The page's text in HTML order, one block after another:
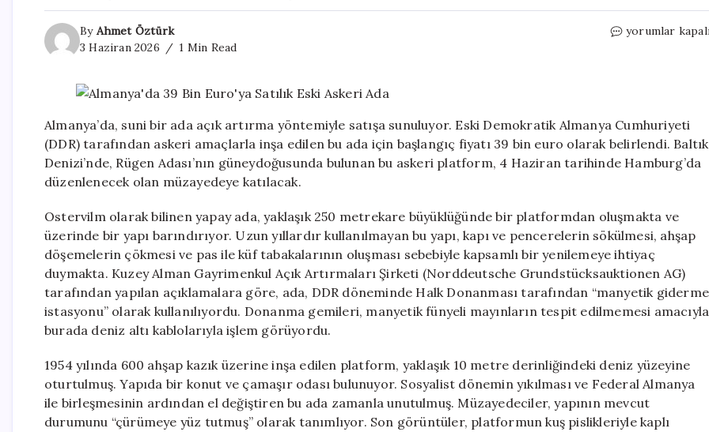
By Ahmet Öztürk
3 Haziran 2026
1 Min Read
Almanya’da
Askeri
Ada
için
yorumlar
Almanya’da, suni bir ada açık artırma yöntemiyle satışa sunuluyor. Eski Demokratik Almanya Cumhuriyeti
(DDR) tarafından askeri amaçlarla inşa edilen bu ada için başlangıç fiyatı 39 bin euro olarak belirlendi. Baltık
Denizi’nde, Rügen Adası’nın güneydoğusunda bulunan bu askeri platform, 4 Haziran tarihinde Hamburg’da
düzenlenecek olan müzayedeye katılacak.
Ostervilm olarak bilinen yapay ada, yaklaşık 250 metrekare büyüklüğünde bir platformdan oluşmakta ve
üzerinde bir yapı barındırıyor. Uzun yıllardır kullanılmayan bu yapı, kapı ve pencerelerin sökülmesi, ahşap
döşemelerin çökmesi ve pas ile küf tabakalarının oluşması sebebiyle kapsamlı bir yenilemeye ihtiyaç
duymakta. Kuzey Alman Gayrimenkul Açık Artırmaları Şirketi (Norddeutsche Grundstücksauktionen AG)
tarafından yapılan açıklamalara göre, ada, DDR döneminde Halk Donanması tarafından “manyetik giderme
istasyonu” olarak kullanılıyordu. Donanma gemileri, manyetik fünyeli mayınların tespit edilmemesi amacıyla
burada deniz altı kablolarıyla işlem görüyordu.
1954 yılında 600 ahşap kazık üzerine inşa edilen platform, yaklaşık 10 metre derinliğindeki deniz yüzeyine
oturtulmuş. Yapıda bir konut ve çamaşır odası bulunuyor. Sosyalist dönemin yıkılması ve Federal Almanya
ile birleşmesinin ardından el değiştiren bu ada zamanla unutulmuş. Müzayedeciler, yapının mevcut
durumunu “çürümeye yüz tutmuş” olarak tanımlıyor. Son görüntüler, platformun kuş pislikleriyle kaplı